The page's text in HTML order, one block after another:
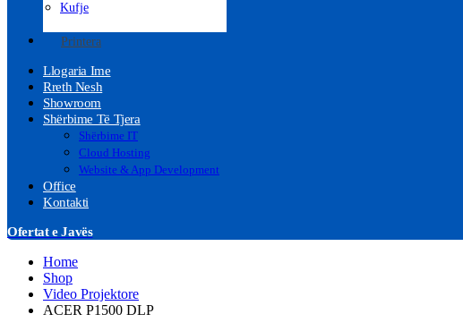
Kufje
Printera
Llogaria Ime
Rreth Nesh
Showroom
Shërbime Të Tjera
Shërbime IT
Cloud Hosting
Website & App Development
Office
Kontakti
Ofertat e Javës
Home
Shop
Video Projektore
ACER P1500 DLP